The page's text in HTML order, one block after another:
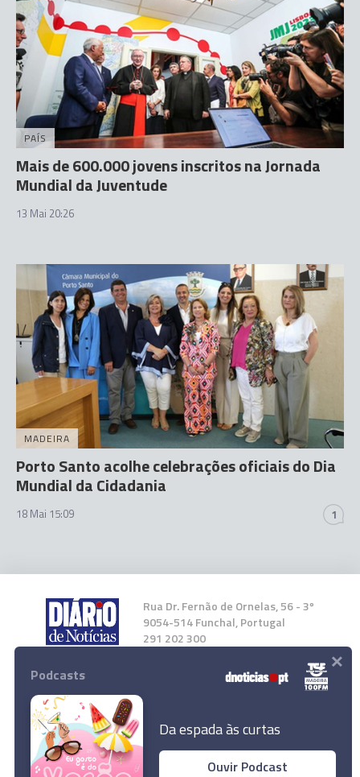
PAÍS
Mais de 600.000 jovens inscritos na Jornada
Mundial da Juventude
13 Mai 20:26
MADEIRA
Porto Santo acolhe celebrações oficiais do Dia
Mundial da Cidadania
18 Mai 15:09 1
Rua Dr. Fernão de Ornelas, 56 - 3º
9054-514 Funchal, Portugal
291 202 300
Instale a nossa App
Podcasts
Da espada às curtas
Ouvir Podcast
×